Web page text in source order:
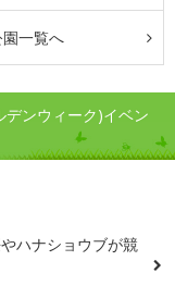
一覧へ
デンウィーク)イベン
ハナショウブが競